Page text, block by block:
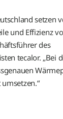
setzen
und Effizienz
des
tecalor. „Bei